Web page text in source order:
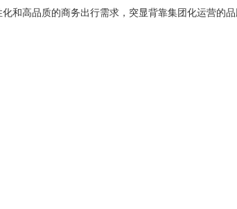
和高品质的商务出行需求，突显背靠集团化运营的品